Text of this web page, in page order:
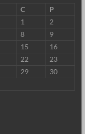
C
P
1
2
8
9
15
16
22
23
29
30